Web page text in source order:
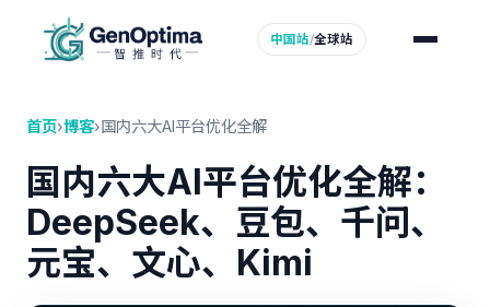
中国站/全球站
首页›博客›国内六大AI平台优化全解
国内六大AI平台优化全解：
DeepSeek、 豆包、千问、
元宝、文心、Kimi